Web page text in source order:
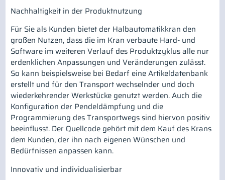
Nachhaltigkeit in der Produktnutzung
Für Sie als Kunden bietet der Halbautomatikkran den
großen Nutzen, dass die im Kran verbaute Hard- und
Software im weiteren Verlauf des Produktzyklus alle nur
erdenklichen Anpassungen und Veränderungen zulässt.
So kann beispielsweise bei Bedarf eine Artikeldatenbank
erstellt und für den Transport wechselnder und doch
wiederkehrender Werkstücke genutzt werden. Auch die
Konfiguration der Pendeldämpfung und die
Programmierung des Transportwegs sind hiervon positiv
beeinflusst. Der Quellcode gehört mit dem Kauf des Krans
dem Kunden, der ihn nach eigenen Wünschen und
Bedürfnissen anpassen kann.
Innovativ und individualisierbar